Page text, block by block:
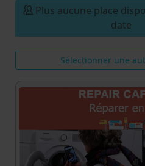
Plus aucune place
date
Sélectionner une